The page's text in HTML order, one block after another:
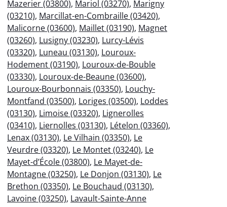
Mazerier (03800), Mariol (03270), Marigny
(03210), Marcillat-en-Combraille (03420),
Malicorne (03600), Maillet (03190), Magnet
(03260), Lusigny (03230), Lurcy-Lévis
(03320), Luneau (03130), Louroux-
Hodement (03190), Louroux-de-Bouble
(03330), Louroux-de-Beaune (03600),
Louroux-Bourbonnais (03350), Louchy-
Montfand (03500), Loriges (03500), Loddes
(03130), Limoise (03320), Lignerolles
(03410), Liernolles (03130), Lételon (03360),
Lenax (03130), Le Vilhain (03350), Le
Veurdre (03320), Le Montet (03240), Le
Mayet-d’École (03800), Le Mayet-de-
Montagne (03250), Le Donjon (03130), Le
Brethon (03350), Le Bouchaud (03130),
Lavoine (03250), Lavault-Sainte-Anne